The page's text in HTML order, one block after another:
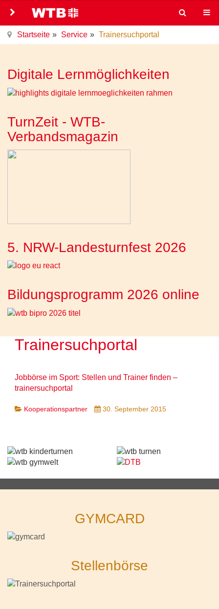
Startseite Service Trainersuchportal
Digitale Lernmöglichkeiten
TurnZeit - WTB-
Verbandsmagazin
5. NRW-Landesturnfest 2026
Bildungsprogramm 2026 online
Trainersuchportal
Jobbörse im Sport: Stellen und Trainer finden –
trainersuchportal
Kooperationspartner 30. September 2015
GYMCARD
Stellenbörse